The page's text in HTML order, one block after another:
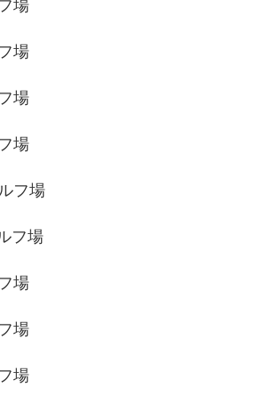
場
場
場
場
フ場
フ場
場
場
場